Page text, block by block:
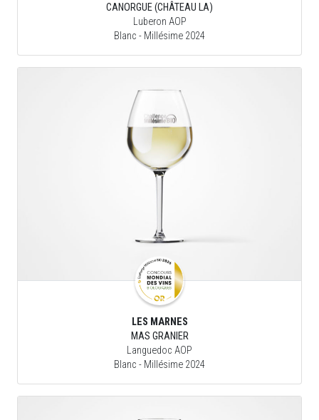
CANORGUE (CHÂTEAU LA)
Luberon AOP
Blanc - Millésime 2024
LES MARNES
MAS GRANIER
Languedoc AOP
Blanc - Millésime 2024